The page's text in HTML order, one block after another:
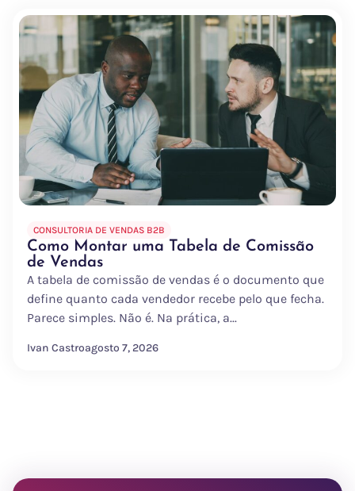
CONSULTORIA DE VENDAS B2B
Como Montar uma Tabela de Comissão
de Vendas
A tabela de comissão de vendas é o documento que
define quanto cada vendedor recebe pelo que fecha.
Parece simples. Não é. Na prática, a...
Ivan Castroagosto 7, 2026